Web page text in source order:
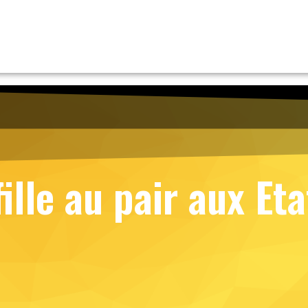
au pair aux